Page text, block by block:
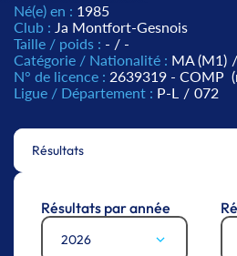
Né(e) en : 1985
Club : Ja Montfort-Gesnois
Taille / poids : - / -
Catégorie / Nationalité : MA (M1) /
N° de licence : 2639319 - COMP
Ligue / Département : P-L / 072
Résultats
Résultats par année
2026